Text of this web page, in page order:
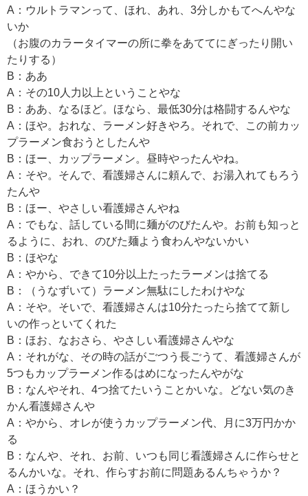
A：ウルトラマンって、ほれ、あれ、3分しかもてへんやな
いか
（お腹のカラータイマーの所に拳をあててにぎったり開い
たりする）
B：ああ
A：その10人力以上ということやな
B：ああ、なるほど。ほなら、最低30分は格闘するんやな
A：ほや。おれな、ラーメン好きやろ。それで、この前カッ
プラーメン食おうとしたんや
B：ほー、カップラーメン。昼時やったんやね。
A：そや。そんで、看護婦さんに頼んで、お湯入れてもろう
たんや
B：ほー、やさしい看護婦さんやね
A：でもな、話している間に麺がのびたんや。お前も知っと
るように、おれ、のびた麺よう食わんやないかい
B：ほやな
A：やから、できて10分以上たったラーメンは捨てる
B：（うなずいて）ラーメン無駄にしたわけやな
A：そや。そいで、看護婦さんは10分たったら捨てて新し
いの作っといてくれた
B：ほお、なおさら、やさしい看護婦さんやな
A：それがな、その時の話がごつう長ごうて、看護婦さんが
5つもカップラーメン作るはめになったんやがな
B：なんやそれ、4つ捨てたいうことかいな。どない気のき
かん看護婦さんや
A：やから、オレが使うカップラーメン代、月に3万円かか
る
B：なんや、それ、お前、いつも同じ看護婦さんに作らせと
るんかいな。それ、作らすお前に問題あるんちゃうか？
A：ほうかい？